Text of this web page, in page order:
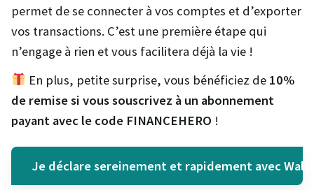
permet de se connecter à vos comptes et d’exporter
vos transactions. C’est une première étape qui
n’engage à rien et vous facilitera déjà la vie !
En plus, petite surprise, vous bénéficiez de 10%
de remise si vous souscrivez à un abonnement
payant avec le code FINANCEHERO !
Je déclare sereinement et rapidement avec